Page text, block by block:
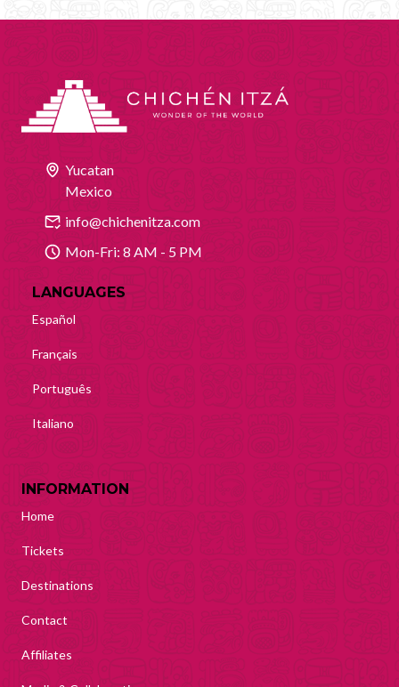
Yucatan
Mexico
info@chichenitza.com
Mon-Fri: 8 AM - 5 PM
LANGUAGES
Español
Français
Português
Italiano
INFORMATION
Home
Tickets
Destinations
Contact
Affiliates